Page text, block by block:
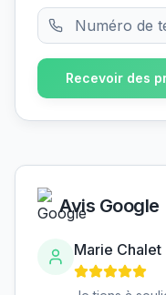
Recevoir des
Avis Google
Marie Chalet